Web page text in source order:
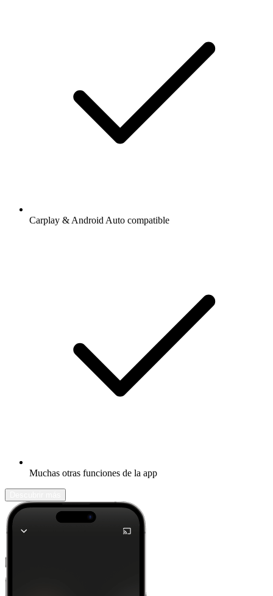
Carplay & Android Auto compatible
Muchas otras funciones de la app